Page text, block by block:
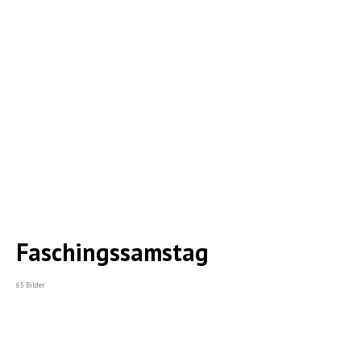
Faschingssamstag
65 Bilder